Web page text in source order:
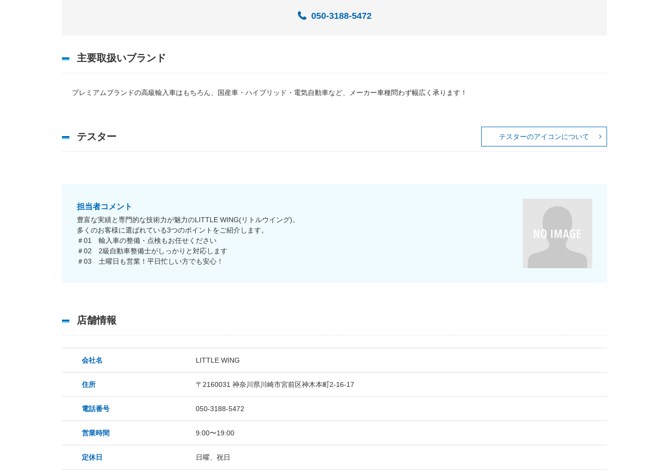
050-3188-5472
主要取扱いブランド
プレミアムブランドの高級輸入車はもちろん、国産車・ハイブリッド・電気自動車など、メーカー車種問わず幅広く承ります！
テスター テスターのアイコンについて
担当者コメント
豊富な実績と専門的な技術力が魅力のLITTLE WING(リトルウイング)。
多くのお客様に選ばれている3つのポイントをご紹介します。
＃01 輸入車の整備・点検もお任せください
＃02 2級自動車整備士がしっかりと対応します
＃03 土曜日も営業！平日忙しい方でも安心！
店舗情報
会社名 LITTLE WING
住所 〒2160031 神奈川県川崎市宮前区神木本町2-16-17
電話番号 050-3188-5472
営業時間 9:00〜19:00
定休日 日曜、祝日